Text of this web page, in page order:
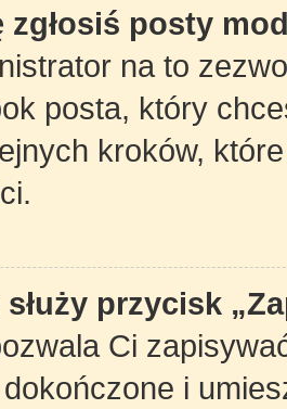
zgłosiś posty
na to
posta, który
kroków,
służy przycisk
Ci
i